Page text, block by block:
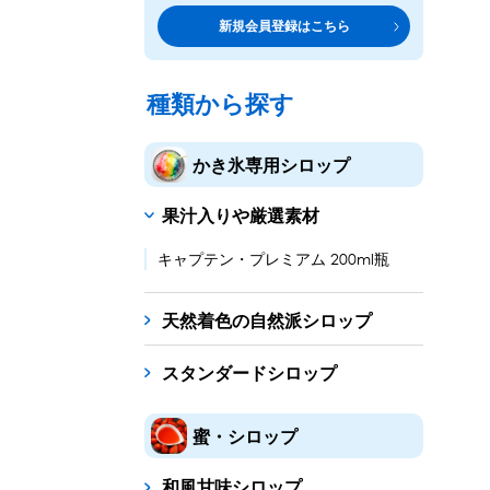
トッピング・製菓材料
練乳・コンデンスミルク あずき・餡
ブロックアイススライサー キューブアイススライサ
台湾かき氷
フレーバー氷（味つきの氷）
カップ・スプーン
紙カップ プラスチックカップ 発泡スチロール
フローズンドリンク材料
専門店の副材料に
シロップ トッピング 製菓材料
ドリンクメニューに
新規会員登録はこちら
種類から探す
かき氷専用シロップ
果汁入りや厳選素材
キャプテン・プレミアム 200ml瓶
天然着色の自然派シロップ
スタンダードシロップ
蜜・シロップ